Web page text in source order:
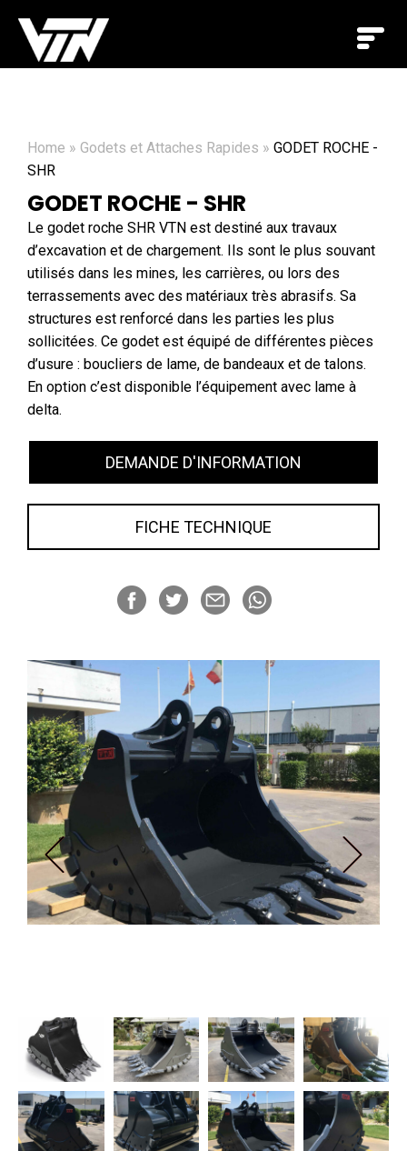
Home » Godets et Attaches Rapides » GODET ROCHE -
SHR
GODET ROCHE - SHR
Le godet roche SHR VTN est destiné aux travaux
d’excavation et de chargement. Ils sont le plus souvant
utilisés dans les mines, les carrières, ou lors des
terrassements avec des matériaux très abrasifs. Sa
structures est renforcé dans les parties les plus
sollicitées. Ce godet est équipé de différentes pièces
d’usure : boucliers de lame, de bandeaux et de talons.
En option c’est disponible l’équipement avec lame à
delta.
DEMANDE D'INFORMATION
FICHE TECHNIQUE